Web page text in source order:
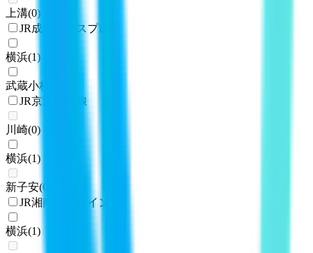
上溝(0)
JR成田エクスプレス
横浜(1)
武蔵小杉
JR京浜東北線
川崎(0)
横浜(1)
新子安(0
JR湘南新宿ライン
横浜(1)